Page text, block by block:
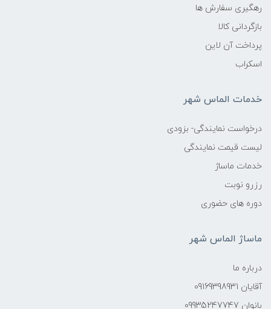
رهگیری سفارش ها
بازگردانی کالا
پرداخت آن لاین
اسکراب
خدمات الماس شهر
درخواست نمایندگی- بزودی
لیست قیمت نمایندگی
خدمات ماساژ
رزرو نوبت
دوره های حضوری
ماساژ الماس شهر
درباره ما
آقایان 09169398931
بانوان 09935247747